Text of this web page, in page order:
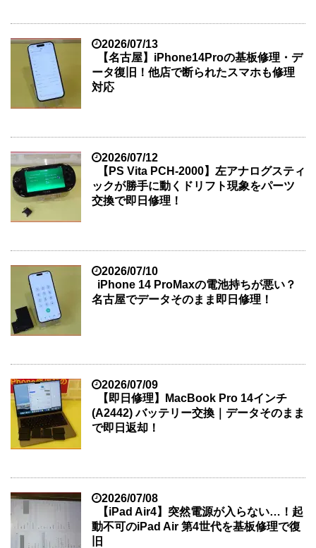
2026/07/13
【名古屋】iPhone14Proの基板修理・デ
ータ復旧！他店で断られたスマホも修理
対応
2026/07/12
【PS Vita PCH-2000】左アナログスティ
ックが勝手に動くドリフト現象をパーツ
交換で即日修理！
2026/07/10
iPhone 14 ProMaxの電池持ちが悪い？
名古屋でデータそのまま即日修理！
2026/07/09
【即日修理】MacBook Pro 14インチ
(A2442) バッテリー交換｜データそのまま
で即日返却！
2026/07/08
【iPad Air4】突然電源が入らない…！起
動不可のiPad Air 第4世代を基板修理で復
旧